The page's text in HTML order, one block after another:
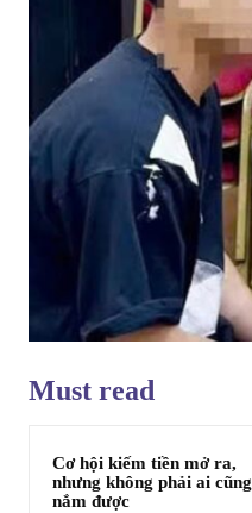
Must read
Cơ hội kiếm tiền mở ra,
nhưng không phải ai cũng
nắm được